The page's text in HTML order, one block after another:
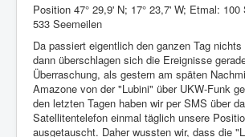
Position 47° 29,9' N; 17° 23,7' W; Etmal:
533 Seemeilen
Da passiert eigentlich den ganzen Tag
dann überschlagen sich die Ereignisse
Überraschung, als gestern am späten
Amazone von der "Lubini" über UKW-Funk
den letzten Tagen haben wir per SMS über
Satellitentelefon einmal täglich unsere
ausgetauscht. Daher wussten wir, dass die